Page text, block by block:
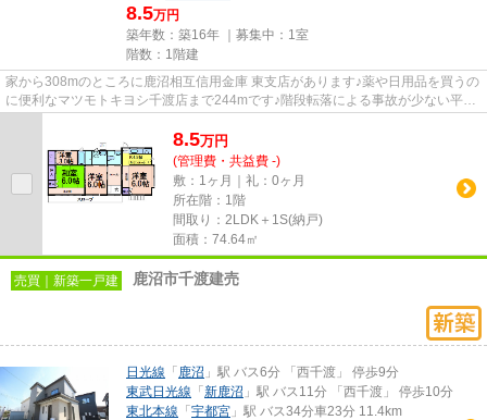
8.5万円
築年数：築16年 ｜募集中： 1室
階数：1階建
家から308mのところに鹿沼相互信用金庫 東支店があります♪薬や日用品を買うの
に便利なマツモトキヨシ千渡店まで244mです♪階段転落による事故が少ない平屋
8.5万円
(管理費・共益費 -)
敷：1ヶ月｜礼：0ヶ月
所在階：1階
間取り：2LDK＋1S(納戸)
面積：74.64㎡
売買｜新築一戸建 鹿沼市千渡建売
日光線 「 鹿沼 」駅 バス6分 「西千渡」 停歩9分
東武日光線 「 新鹿沼 」駅 バス11分 「西千渡」 停歩10分
東北本線 「 宇都宮 」駅 バス34分車23分 11.4km